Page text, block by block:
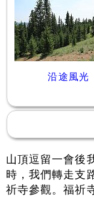
沿途風光
山頂逗留一會後
時，我們轉走支
祈寺參觀。福祈